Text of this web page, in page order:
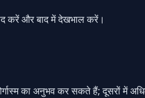
करें और बाद में देखभाल करें।
का अनुभव कर सकते हैं; दूसरों में